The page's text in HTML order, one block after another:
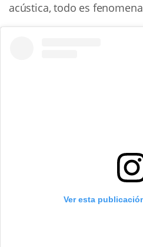
acústica, todo es
Ver esta